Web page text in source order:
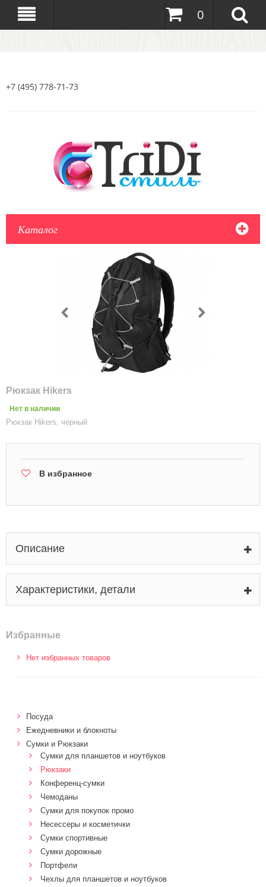
0
+7 (495) 778-71-73
Каталог
Рюкзак Hikers
Нет в наличии
Рюкзак Hikers, черный
В избранное
Описание
Характеристики, детали
Избранные
Нет избранных товаров
Посуда
Ежедневники и блокноты
Сумки и Рюкзаки
Сумки для планшетов и ноутбуков
Рюкзаки
Конференц-сумки
Чемоданы
Сумки для покупок промо
Несессеры и косметички
Сумки спортивные
Сумки дорожные
Портфели
Чехлы для планшетов и ноутбуков